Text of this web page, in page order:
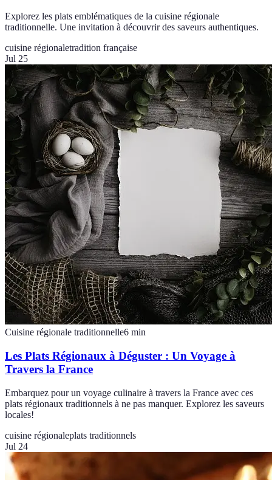
Explorez les plats emblématiques de la cuisine régionale
traditionnelle. Une invitation à découvrir des saveurs authentiques.
cuisine régionaletradition française
Jul 25
Cuisine régionale traditionnelle6 min
Les Plats Régionaux à Déguster : Un Voyage à
Travers la France
Embarquez pour un voyage culinaire à travers la France avec ces
plats régionaux traditionnels à ne pas manquer. Explorez les saveurs
locales!
cuisine régionaleplats traditionnels
Jul 24